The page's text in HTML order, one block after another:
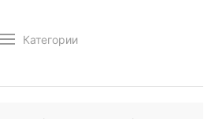
Категории